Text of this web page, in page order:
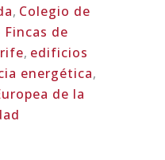
, Colegio de
de
, edificios
energética,
de la